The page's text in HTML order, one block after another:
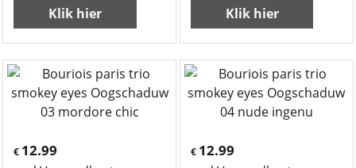
Klik hier Klik hier
€ 12.99 € 12.99